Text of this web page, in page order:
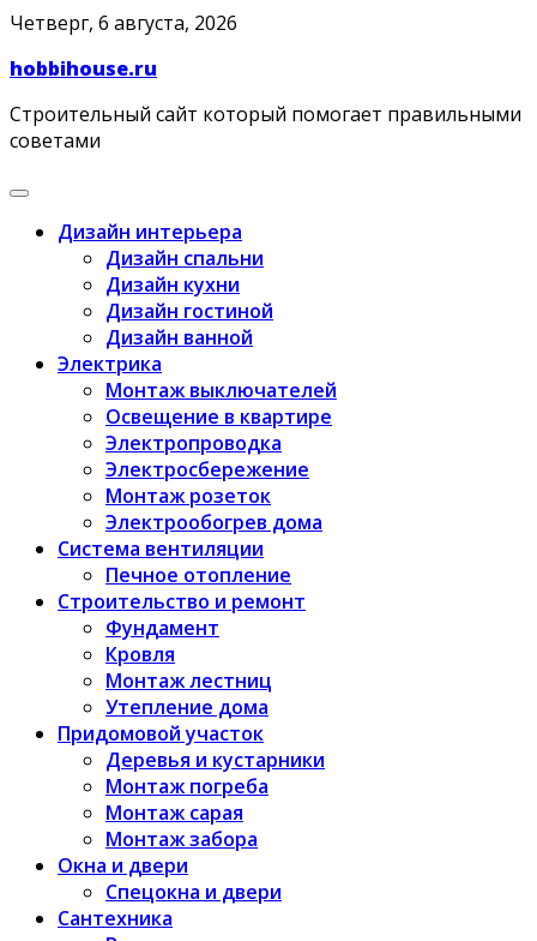
Skip
content
Четверг, 6 августа, 2026
hobbihouse.ru
Строительный сайт который помогает правильными
советами
Дизайн интерьера
Дизайн спальни
Дизайн кухни
Дизайн гостиной
Дизайн ванной
Электрика
Монтаж выключателей
Освещение в квартире
Электропроводка
Электросбережение
Монтаж розеток
Электрообогрев дома
Система вентиляции
Печное отопление
Строительство и ремонт
Фундамент
Кровля
Монтаж лестниц
Утепление дома
Придомовой участок
Деревья и кустарники
Монтаж погреба
Монтаж сарая
Монтаж забора
Окна и двери
Спецокна и двери
Сантехника